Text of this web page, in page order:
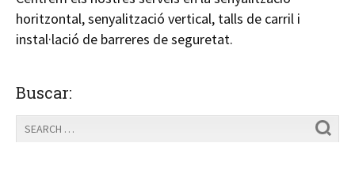
horitzontal, senyalització vertical, talls de carril i
instal·lació de barreres de seguretat.
Buscar: